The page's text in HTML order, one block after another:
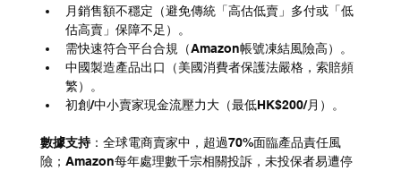
月銷售額不穩定（避免傳統「高估低賣」多付或「低
估高賣」保障不足）。
需快速符合平台合規（Amazon帳號凍結風險高）。
中國製造產品出口（美國消費者保護法嚴格，索賠頻
繁）。
初創/中小賣家現金流壓力大（最低HK$200/月）。
數據支持：全球電商賣家中，超過70%面臨產品責任風
險；Amazon每年處理數千宗相關投訴，未投保者易遭停